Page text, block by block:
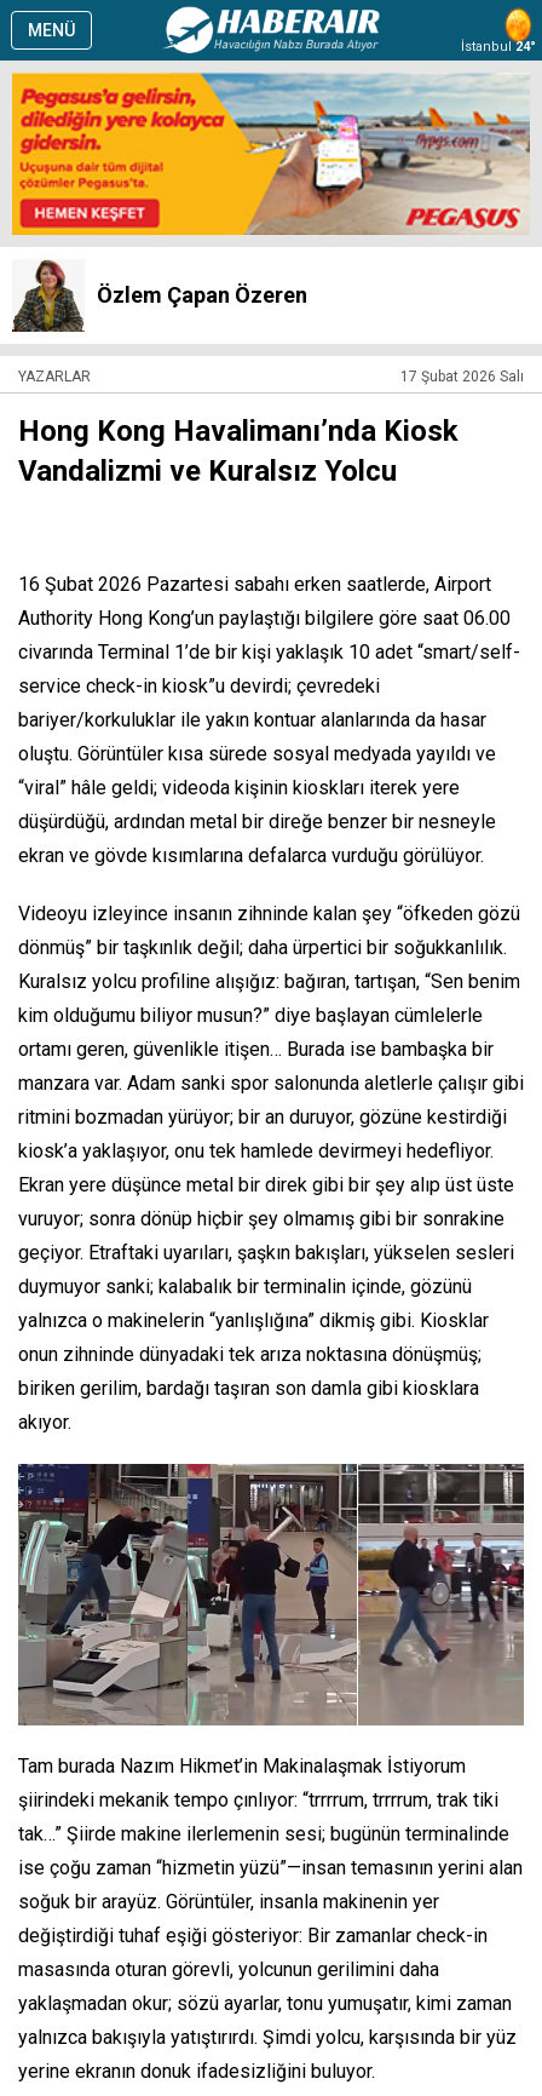
MENÜ
İstanbul24°
Özlem Çapan Özeren
YAZARLAR 17 Şubat 2026 Salı
Hong Kong Havalimanı’nda Kiosk
Vandalizmi ve Kuralsız Yolcu
16 Şubat 2026 Pazartesi sabahı erken saatlerde, Airport
Authority Hong Kong’un paylaştığı bilgilere göre saat 06.00
civarında Terminal 1’de bir kişi yaklaşık 10 adet “smart/self-
service check-in kiosk”u devirdi; çevredeki
bariyer/korkuluklar ile yakın kontuar alanlarında da hasar
oluştu. Görüntüler kısa sürede sosyal medyada yayıldı ve
“viral” hâle geldi; videoda kişinin kioskları iterek yere
düşürdüğü, ardından metal bir direğe benzer bir nesneyle
ekran ve gövde kısımlarına defalarca vurduğu görülüyor.
Videoyu izleyince insanın zihninde kalan şey “öfkeden gözü
dönmüş” bir taşkınlık değil; daha ürpertici bir soğukkanlılık.
Kuralsız yolcu profiline alışığız: bağıran, tartışan, “Sen benim
kim olduğumu biliyor musun?” diye başlayan cümlelerle
ortamı geren, güvenlikle itişen… Burada ise bambaşka bir
manzara var. Adam sanki spor salonunda aletlerle çalışır gibi
ritmini bozmadan yürüyor; bir an duruyor, gözüne kestirdiği
kiosk’a yaklaşıyor, onu tek hamlede devirmeyi hedefliyor.
Ekran yere düşünce metal bir direk gibi bir şey alıp üst üste
vuruyor; sonra dönüp hiçbir şey olmamış gibi bir sonrakine
geçiyor. Etraftaki uyarıları, şaşkın bakışları, yükselen sesleri
duymuyor sanki; kalabalık bir terminalin içinde, gözünü
yalnızca o makinelerin “yanlışlığına” dikmiş gibi. Kiosklar
onun zihninde dünyadaki tek arıza noktasına dönüşmüş;
biriken gerilim, bardağı taşıran son damla gibi kiosklara
akıyor.
Tam burada Nazım Hikmet’in Makinalaşmak İstiyorum
şiirindeki mekanik tempo çınlıyor: “trrrrum, trrrrum, trak tiki
tak…” Şiirde makine ilerlemenin sesi; bugünün terminalinde
ise çoğu zaman “hizmetin yüzü”—insan temasının yerini alan
soğuk bir arayüz. Görüntüler, insanla makinenin yer
değiştirdiği tuhaf eşiği gösteriyor: Bir zamanlar check-in
masasında oturan görevli, yolcunun gerilimini daha
yaklaşmadan okur; sözü ayarlar, tonu yumuşatır, kimi zaman
yalnızca bakışıyla yatıştırırdı. Şimdi yolcu, karşısında bir yüz
yerine ekranın donuk ifadesizliğini buluyor.